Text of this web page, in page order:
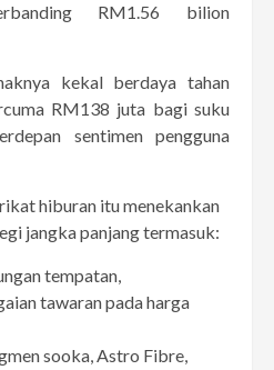
RM1.56 bilion
kekal berdaya tahan
RM138 juta bagi suku
sentimen pengguna
hiburan itu menekankan
jangka panjang termasuk:
tempatan,
tawaran pada harga
sooka, Astro Fibre,